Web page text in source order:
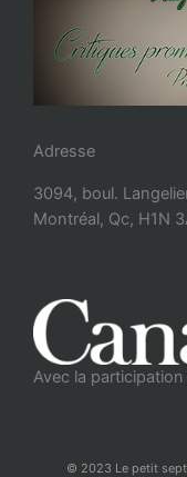
Adresse
3094, boul.
Montréal, Qc, H1N
Avec la
© 2023 Le petit